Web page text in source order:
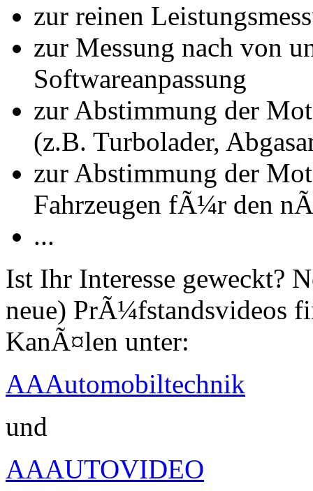
zur reinen
zur Messung nach von
Softwareanpassung
zur Abstimmung der
(z.B. Turbolader,
zur Abstimmung der
Fahrzeugen fÃ¼r den
...
Ist Ihr Interesse geweckt?
neue) PrÃ¼fstandsvideos
KanÃ¤len unter:
AAAutomobiltechnik
und
AAAUTOVIDEO